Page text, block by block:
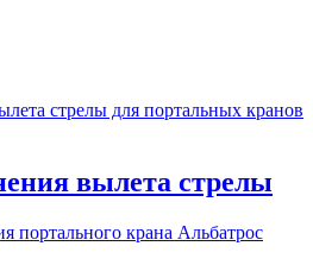
вылета стрелы